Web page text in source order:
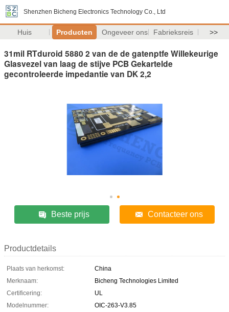
Shenzhen Bicheng Electronics Technology Co., Ltd
Huis Producten Ongeveer ons Fabrieksreis >>
31mil RTduroid 5880 2 van de de gatenptfe Willekeurige
Glasvezel van laag de stijve PCB Gekartelde
gecontroleerde impedantie van DK 2,2
Beste prijs Contacteer ons
Productdetails
Plaats van herkomst:
China
Merknaam:
Bicheng Technologies Limited
Certificering:
UL
Modelnummer:
OIC-263-V3.85